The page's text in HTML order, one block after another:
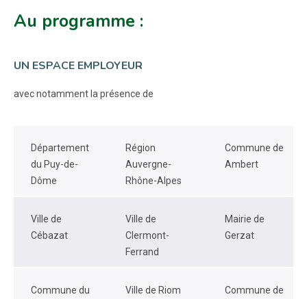
Au programme :
UN ESPACE EMPLOYEUR
avec notamment la présence de
Département
du Puy-de-
Dôme
Région
Auvergne-
Rhône-Alpes
Commune de
Ambert
Ville de
Cébazat
Ville de
Clermont-
Ferrand
Mairie de
Gerzat
Commune du
Ville de Riom
Commune de